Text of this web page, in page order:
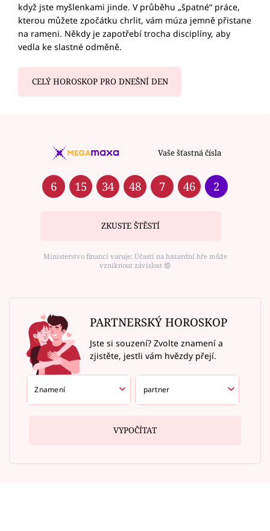
když jste myšlenkami jinde. V průběhu „špatné“ práce,
kterou můžete zpočátku chrlit, vám múza jemně přistane
na rameni. Někdy je zapotřebí trocha disciplíny, aby
vedla ke slastné odměně.
CELÝ HOROSKOP PRO DNEŠNÍ DEN
Vaše šťastná čísla
6 15 34 48 7 46 2
ZKUSTE ŠTĚSTÍ
Ministerstvo financí varuje: Účastí na hazardní hře může
vzniknout závislost ⑱
PARTNERSKÝ HOROSKOP
Jste si souzení? Zvolte znamení a
zjistěte, jestli vám hvězdy přejí.
VYPOČÍTAT